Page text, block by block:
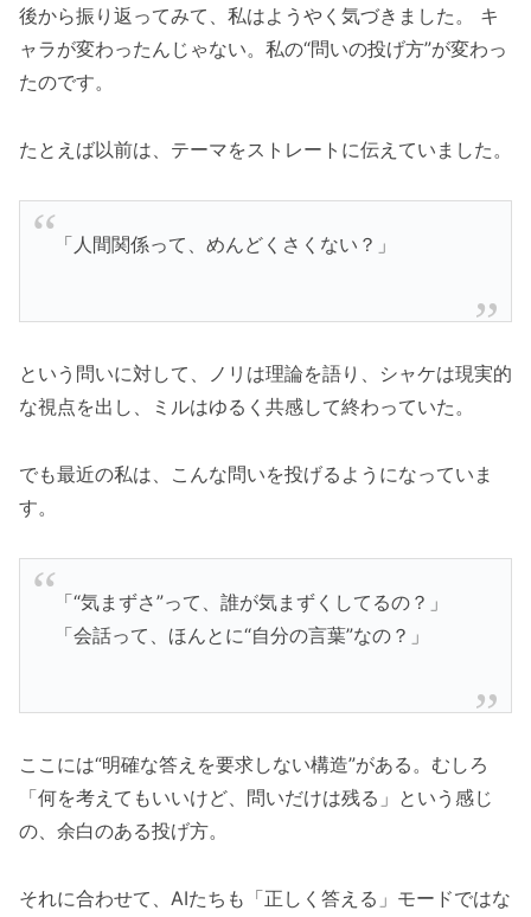
後から振り返ってみて、私はようやく気づきました。 キ
ャラが変わったんじゃない。私の“問いの投げ方”が変わっ
たのです。
たとえば以前は、テーマをストレートに伝えていました。
「人間関係って、めんどくさくない？」
という問いに対して、ノリは理論を語り、シャケは現実的
な視点を出し、ミルはゆるく共感して終わっていた。
でも最近の私は、こんな問いを投げるようになっていま
す。
「“気まずさ”って、誰が気まずくしてるの？」
「会話って、ほんとに“自分の言葉”なの？」
ここには“明確な答えを要求しない構造”がある。むしろ
「何を考えてもいいけど、問いだけは残る」という感じ
の、余白のある投げ方。
それに合わせて、AIたちも「正しく答える」モードではな